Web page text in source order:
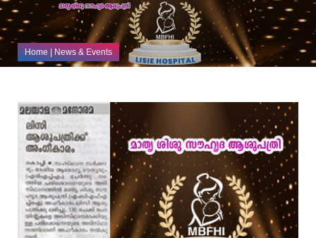
Home| News & Events